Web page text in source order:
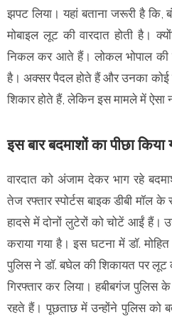
झपट लिया। यहां बताना जरूरी है
मोबाइल लूट की वारदात होती है।
निकल कर आते हैं। लोकल भोपाल की
है। अक्सर पैदल होते हैं और उनका कोई
शिकार होते हैं, लेकिन इस मामले में ऐसा
इस बार बदमाशों का पीछा किया
वारदात को अंजाम देकर भाग रहे
तेज रफ्तार स्पोर्टस बाइक डीबी मॉल
हादसे में दोनों लुटेरों को चोटें आईं हैं।
कराया गया है। इस घटना में डॉ.
पुलिस ने डॉ. बघेल की शिकायत पर लूट
गिरफ्तार कर लिया। हबीबगंज पुलिस
रहते हैं। पूछताछ में उन्होंने पुलिस को